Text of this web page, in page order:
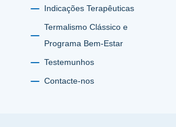
Indicações Terapêuticas
Termalismo Clássico e
Programa Bem-Estar
Testemunhos
Contacte-nos